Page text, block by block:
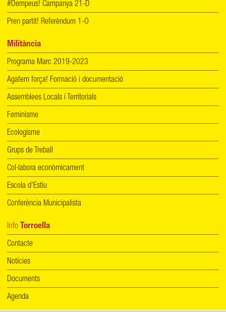
#Dempeus! Campanya 21-D
Pren partit! Referèndum 1-O
Militància
Programa Marc 2019-2023
Agafem força! Formació i documentació
Assemblees Locals i Territorials
Feminisme
Ecologisme
Grups de Treball
Col·labora econòmicament
Escola d'Estiu
Conferència Municipalista
Info Torroella
Contacte
Notícies
Documents
Agenda